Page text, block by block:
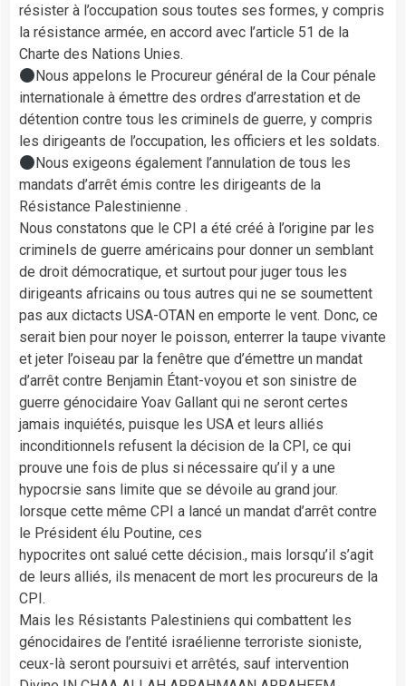
résister à l’occupation sous toutes ses formes, y compris
la résistance armée, en accord avec l’article 51 de la
Charte des Nations Unies.
Nous appelons le Procureur général de la Cour pénale
internationale à émettre des ordres d’arrestation et de
détention contre tous les criminels de guerre, y compris
les dirigeants de l’occupation, les officiers et les soldats.
Nous exigeons également l’annulation de tous les
mandats d’arrêt émis contre les dirigeants de la
Résistance Palestinienne .
Nous constatons que le CPI a été créé à l’origine par les
criminels de guerre américains pour donner un semblant
de droit démocratique, et surtout pour juger tous les
dirigeants africains ou tous autres qui ne se soumettent
pas aux dictacts USA-OTAN en emporte le vent. Donc, ce
serait bien pour noyer le poisson, enterrer la taupe vivante
et jeter l’oiseau par la fenêtre que d’émettre un mandat
d’arrêt contre Benjamin Étant-voyou et son sinistre de
guerre génocidaire Yoav Gallant qui ne seront certes
jamais inquiétés, puisque les USA et leurs alliés
inconditionnels refusent la décision de la CPI, ce qui
prouve une fois de plus si nécessaire qu’il y a une
hypocrsie sans limite que se dévoile au grand jour.
lorsque cette même CPI a lancé un mandat d’arrêt contre
le Président élu Poutine, ces
hypocrites ont salué cette décision., mais lorsqu’il s’agit
de leurs alliés, ils menacent de mort les procureurs de la
CPI.
Mais les Résistants Palestiniens qui combattent les
génocidaires de l’entité israélienne terroriste sioniste,
ceux-là seront poursuivi et arrêtés, sauf intervention